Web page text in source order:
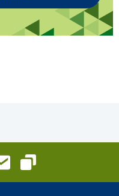
E-Mail
Link kopieren